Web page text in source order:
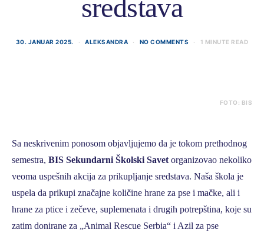
sredstava
30. JANUAR 2025. ALEKSANDRA NO COMMENTS 1 MINUTE READ
FOTO: BIS
Sa neskrivenim ponosom objavljujemo da je tokom prethodnog
semestra, BIS Sekundarni Školski Savet organizovao nekoliko
veoma uspešnih akcija za prikupljanje sredstava. Naša škola je
uspela da prikupi značajne količine hrane za pse i mačke, ali i
hrane za ptice i zečeve, suplemenata i drugih potrepština, koje su
zatim donirane za „Animal Rescue Serbia“ i Azil za pse